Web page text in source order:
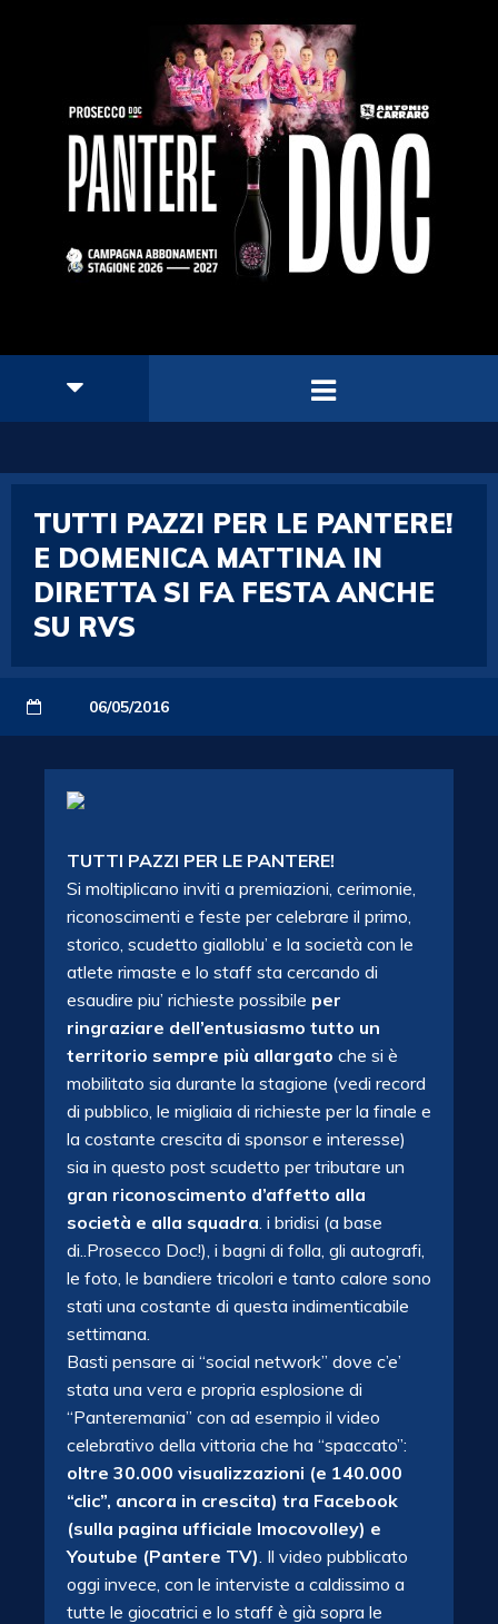
TUTTI PAZZI PER LE PANTERE!
E DOMENICA MATTINA IN
DIRETTA SI FA FESTA ANCHE
SU RVS
06/05/2016
TUTTI PAZZI PER LE PANTERE!
Si moltiplicano inviti a premiazioni, cerimonie,
riconoscimenti e feste per celebrare il primo,
storico, scudetto gialloblu’ e la società con le
atlete rimaste e lo staff sta cercando di
esaudire piu’ richieste possibile per
ringraziare dell’entusiasmo tutto un
territorio sempre più allargato che si è
mobilitato sia durante la stagione (vedi record
di pubblico, le migliaia di richieste per la finale e
la costante crescita di sponsor e interesse)
sia in questo post scudetto per tributare un
gran riconoscimento d’affetto alla
società e alla squadra. i bridisi (a base
di..Prosecco Doc!), i bagni di folla, gli autografi,
le foto, le bandiere tricolori e tanto calore sono
stati una costante di questa indimenticabile
settimana.
Basti pensare ai “social network” dove c’e’
stata una vera e propria esplosione di
“Panteremania” con ad esempio il video
celebrativo della vittoria che ha “spaccato”:
oltre 30.000 visualizzazioni (e 140.000
“clic”, ancora in crescita) tra Facebook
(sulla pagina ufficiale Imocovolley) e
Youtube (Pantere TV). Il video pubblicato
oggi invece, con le interviste a caldissimo a
tutte le giocatrici e lo staff è già sopra le